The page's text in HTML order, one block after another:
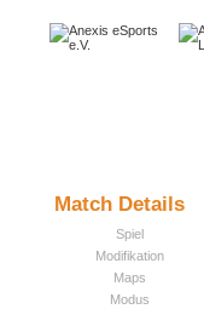
Match Details
Spiel
Modifikation
Maps
Modus